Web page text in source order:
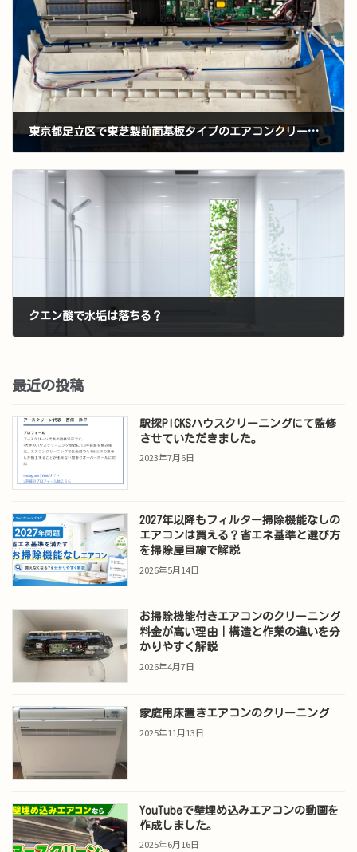
東京都足立区で東芝製前面基板タイプのエアコンクリーニング
クエン酸で水垢は落ちる？
最近の投稿
駅探PICKSハウスクリーニングにて監修
させていただきました。
2023年7月6日
2027年以降もフィルター掃除機能なしの
エアコンは買える？省エネ基準と選び方
を掃除屋目線で解説
2026年5月14日
お掃除機能付きエアコンのクリーニング
料金が高い理由｜構造と作業の違いを分
かりやすく解説
2026年4月7日
家庭用床置きエアコンのクリーニング
2025年11月13日
YouTubeで壁埋め込みエアコンの動画を
作成しました。
2025年6月16日